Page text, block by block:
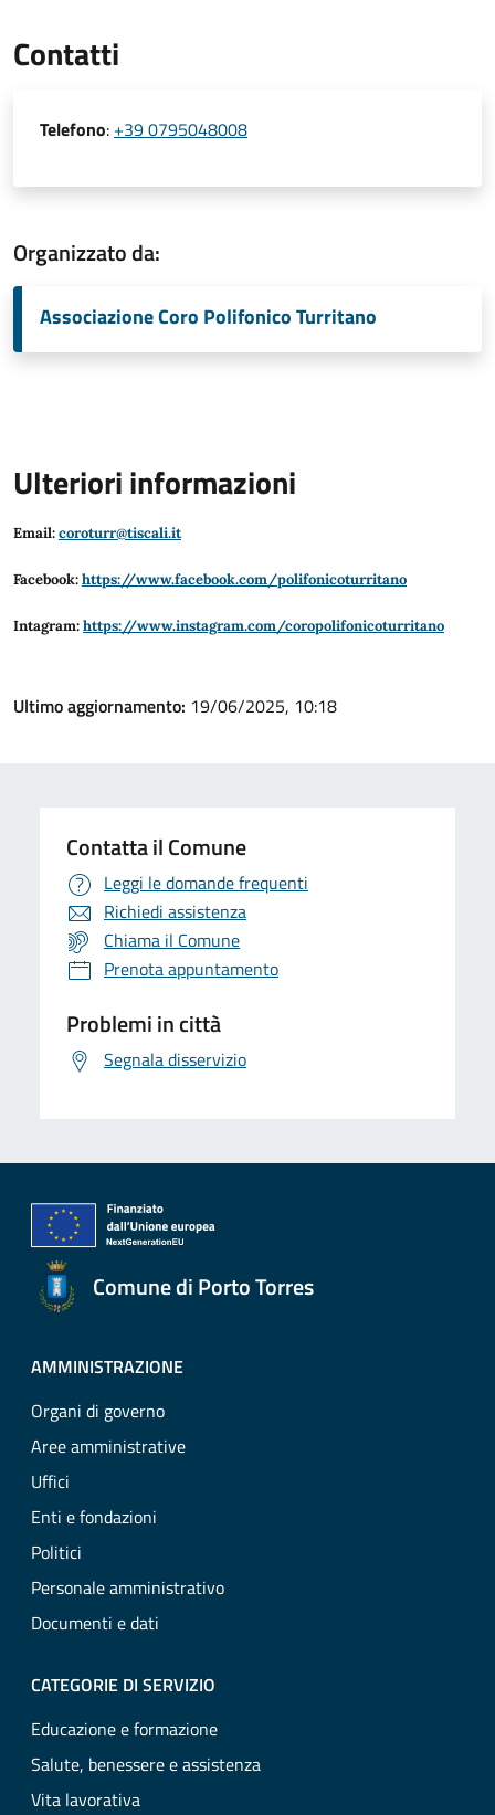
Contatti
Telefono: +39 0795048008
Organizzato da:
Associazione Coro Polifonico Turritano
Ulteriori informazioni
Email:coroturr@tiscali.it
Facebook:https://www.facebook.com/polifonicoturritano
Intagram:https://www.instagram.com/coropolifonicoturritano
Ultimo aggiornamento: 19/06/2025, 10:18
Contatta il Comune
Leggi le domande frequenti
Richiedi assistenza
Chiama il Comune
Prenota appuntamento
Problemi in città
Segnala disservizio
Comune di Porto Torres
AMMINISTRAZIONE
Organi di governo
Aree amministrative
Uffici
Enti e fondazioni
Politici
Personale amministrativo
Documenti e dati
CATEGORIE DI SERVIZIO
Educazione e formazione
Salute, benessere e assistenza
Vita lavorativa